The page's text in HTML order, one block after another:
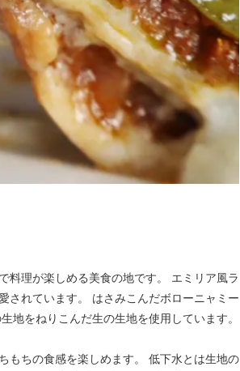
料理が楽しめる美食の地です。 エミリア風ラ
されています。 はさみこんだボローニャミー
地をねりこんだ生の生地を使用しています。
もちの食感を楽しめます。 低下水とは生地の